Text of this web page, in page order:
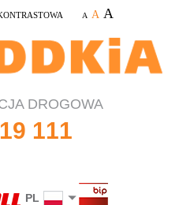
A A A
DROGOWA
19 111
PL